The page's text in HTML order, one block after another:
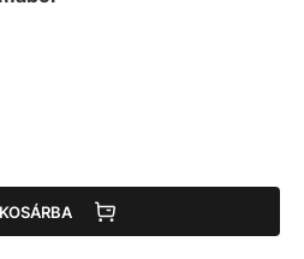
KOSÁRBA